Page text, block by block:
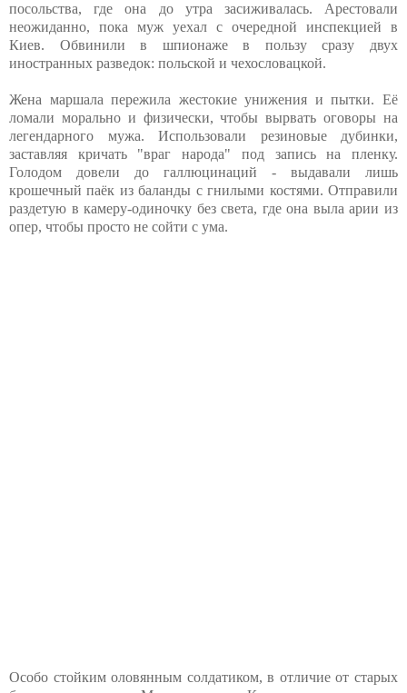
посольства, где она до утра засиживалась. Арестовали
неожиданно, пока муж уехал с очередной инспекцией в
Киев. Обвинили в шпионаже в пользу сразу двух
иностранных разведок: польской и чехословацкой.
Жена маршала пережила жестокие унижения и пытки. Её
ломали морально и физически, чтобы вырвать оговоры на
легендарного мужа. Использовали резиновые дубинки,
заставляя кричать "враг народа" под запись на пленку.
Голодом довели до галлюцинаций - выдавали лишь
крошечный паёк из баланды с гнилыми костями. Отправили
раздетую в камеру-одиночку без света, где она выла арии из
опер, чтобы просто не сойти с ума.
Особо стойким оловянным солдатиком, в отличие от старых